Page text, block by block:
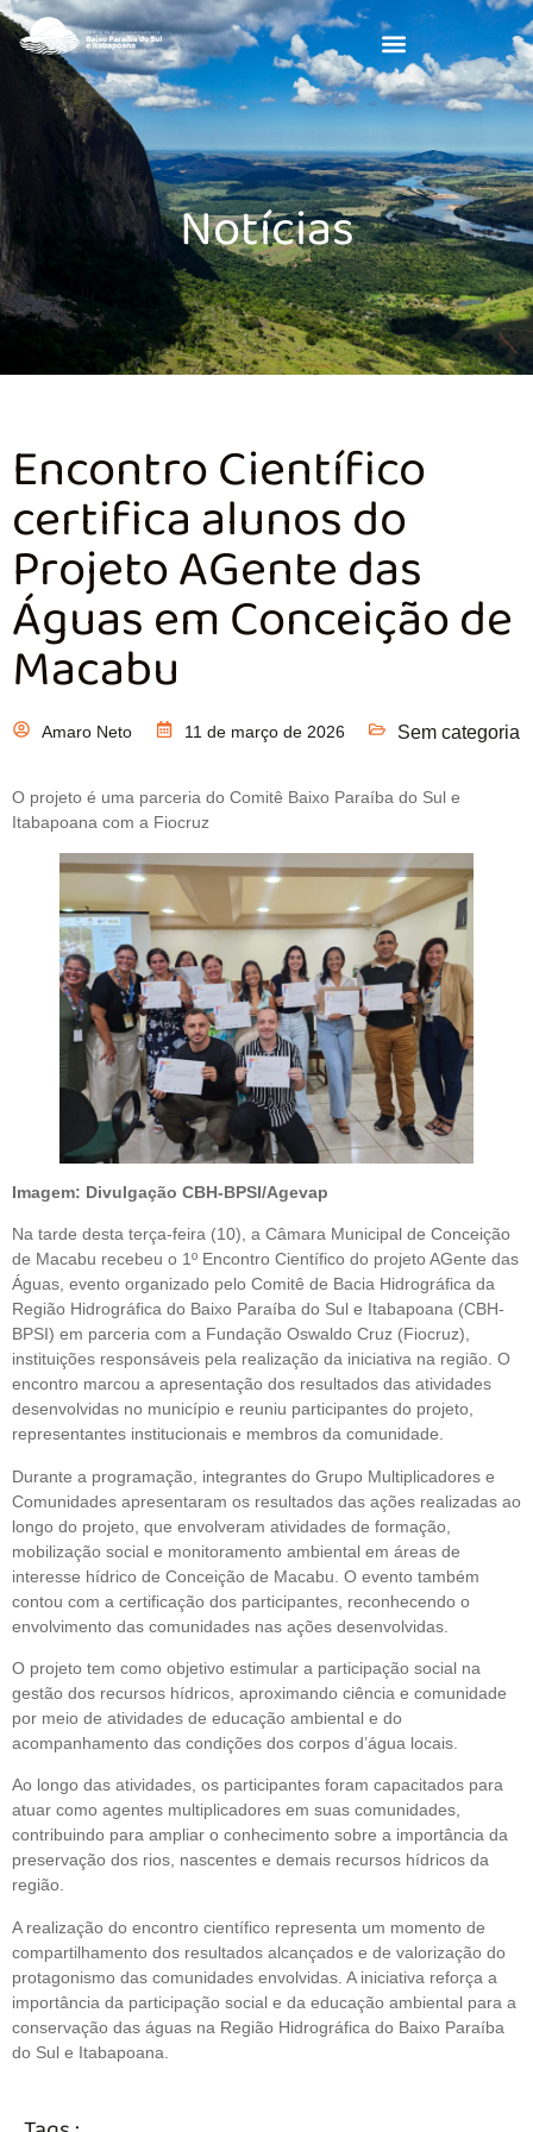
Notícias
Encontro Científico
certifica alunos do
Projeto AGente das
Águas em Conceição de
Macabu
Amaro Neto 11 de março de 2026 Sem categoria
O projeto é uma parceria do Comitê Baixo Paraíba do Sul e
Itabapoana com a Fiocruz
Imagem: Divulgação CBH-BPSI/Agevap
Na tarde desta terça-feira (10), a Câmara Municipal de Conceição
de Macabu recebeu o 1º Encontro Científico do projeto AGente das
Águas, evento organizado pelo Comitê de Bacia Hidrográfica da
Região Hidrográfica do Baixo Paraíba do Sul e Itabapoana (CBH-
BPSI) em parceria com a Fundação Oswaldo Cruz (Fiocruz),
instituições responsáveis pela realização da iniciativa na região. O
encontro marcou a apresentação dos resultados das atividades
desenvolvidas no município e reuniu participantes do projeto,
representantes institucionais e membros da comunidade.
Durante a programação, integrantes do Grupo Multiplicadores e
Comunidades apresentaram os resultados das ações realizadas ao
longo do projeto, que envolveram atividades de formação,
mobilização social e monitoramento ambiental em áreas de
interesse hídrico de Conceição de Macabu. O evento também
contou com a certificação dos participantes, reconhecendo o
envolvimento das comunidades nas ações desenvolvidas.
O projeto tem como objetivo estimular a participação social na
gestão dos recursos hídricos, aproximando ciência e comunidade
por meio de atividades de educação ambiental e do
acompanhamento das condições dos corpos d’água locais.
Ao longo das atividades, os participantes foram capacitados para
atuar como agentes multiplicadores em suas comunidades,
contribuindo para ampliar o conhecimento sobre a importância da
preservação dos rios, nascentes e demais recursos hídricos da
região.
A realização do encontro científico representa um momento de
compartilhamento dos resultados alcançados e de valorização do
protagonismo das comunidades envolvidas. A iniciativa reforça a
importância da participação social e da educação ambiental para a
conservação das águas na Região Hidrográfica do Baixo Paraíba
do Sul e Itabapoana.